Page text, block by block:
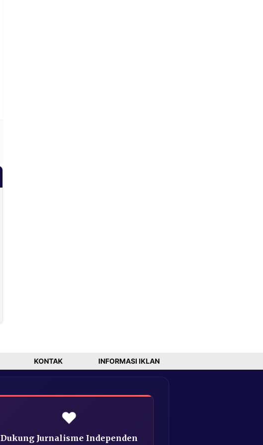
KONTAK INFORMASI IKLAN
❤️
Dukung Jurnalisme Independen